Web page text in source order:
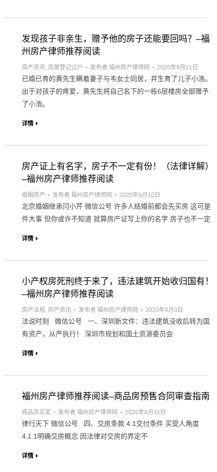
发现孩子非亲生，赠予他的房子还能要回吗？–福
州房产律师推荐阅读
房产资讯, 房屋登记过户 发布者 福州房产律师网 2020年9月21日
已婚已育的黄先生瞒着妻子与韦女士同居，并生育了儿子小浩。
出于对孩子的疼爱，黄先生将自己名下的一栋6层楼房全部赠予
了小浩。
详情
房产证上有名字，房子不一定有份！（法律详解）
–福州房产律师推荐阅读
婚姻房产 发布者 福州房产律师网 2020年9月10日
北京婚姻继承闫小芹 微信公号 许多人结婚前都会先买房 这可是
件大事 但你或许不知道 就算房产证写上你的名字 房子也不一定
详情
小产权房死刑终于来了，违法建筑开始收归国有！
–福州房产律师推荐阅读
房产法规, 房产资讯 发布者 福州房产律师网 2020年9月3日
法说时刻 微信公号 一、深圳新文件：违法建筑没收后转为国
有资产，从严执行！ 深圳市规划和国土资源委员会
详情
福州房产律师推荐阅读–商品房预售合同审查指南
商品房买卖 发布者 福州房产律师网 2020年8月31日
律行天下 微信公号 四、交房条款 4.1交付条件 买受人角度
4.1.1明确交房概念 因法律对交房的界定不
详情